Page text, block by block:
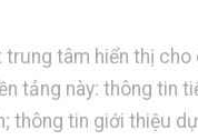
trung tâm hiển thị
tảng này: thông tin
thông tin giới thiệu